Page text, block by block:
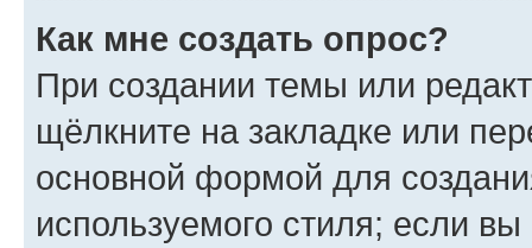
Как мне создать опрос?
При создании темы или
щёлкните на закладке или
основной формой для
используемого стиля; если